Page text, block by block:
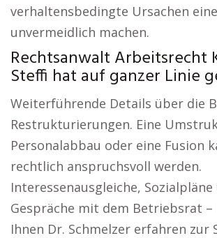
verhaltensbedingte Ursachen
unvermeidlich machen.
Rechtsanwalt Arbeitsrecht
Steffi hat auf ganzer Linie
Weiterführende Details über die
Restrukturierungen. Eine
Personalabbau oder eine Fusion
rechtlich anspruchsvoll werden.
Interessenausgleiche, Sozialpläne
Gespräche mit dem Betriebsrat
Ihnen Dr. Schmelzer erfahren zur